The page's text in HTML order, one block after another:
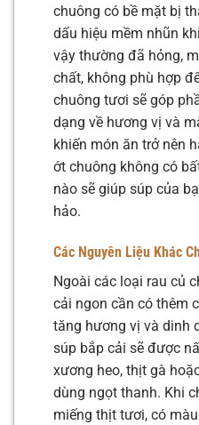
chuông có bề mặt bị
dấu hiệu mềm nhũn
vậy thường đã hỏng,
chất, không phù hợp
chuông tươi sẽ góp
dạng về hương vị và
khiến món ăn trở nên
ớt chuông không có
nào sẽ giúp súp của
hảo.
Các Nguyên Liệu Khác
Ngoài các loại rau củ
cải ngon cần có thêm
tăng hương vị và dinh
súp bắp cải sẽ được
xương heo, thịt gà
dùng ngọt thanh. Khi
miếng thịt tươi, có